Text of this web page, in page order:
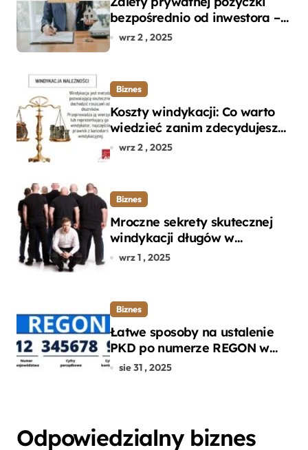
bezpośrednio od inwestora –
dlaczego warto?
wrz 2 , 2025
Biznes
Koszty windykacji: Co warto
wiedzieć zanim zdecydujesz
się na odzyskanie długu?
wrz 2 , 2025
Biznes
Mroczne sekrety skutecznej
windykacji długów w
departamencie windykacji
wrz 1 , 2025
Biznes
Łatwe sposoby na ustalenie
PKD po numerze REGON w
kilku prostych krokach
sie 31 , 2025
Odpowiedzialny biznes